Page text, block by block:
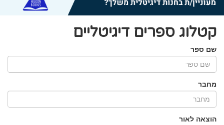
קטלוג ספרים דיגיטליים
שם ספר
מחבר
הוצאה לאור